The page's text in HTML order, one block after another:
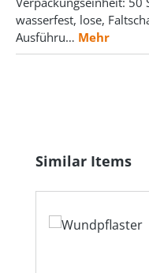
wasserfest, lose,
Ausführu… Mehr
Produktgalerie
Similar Items